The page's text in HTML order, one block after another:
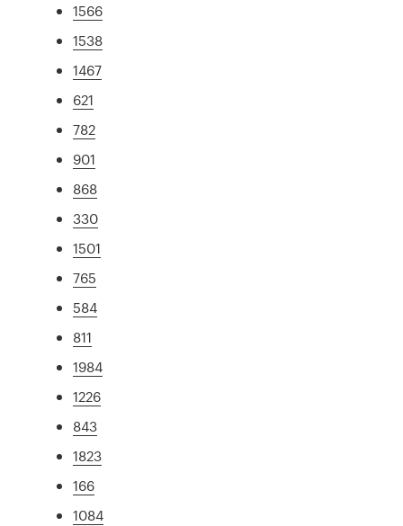
1566
1538
1467
621
782
901
868
330
1501
765
584
811
1984
1226
843
1823
166
1084